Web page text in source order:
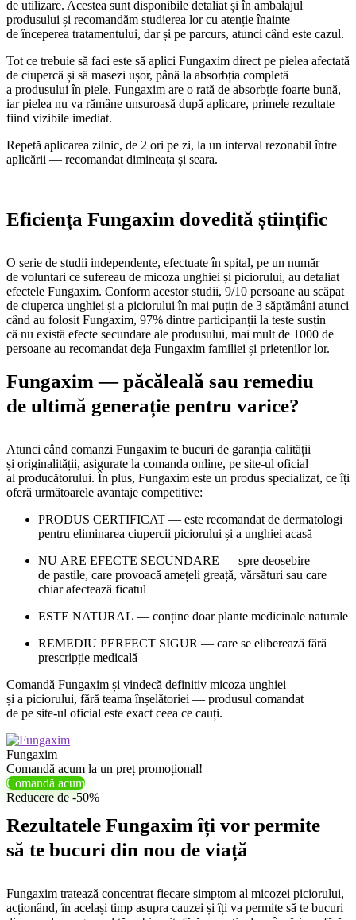
de utilizare. Acestea sunt disponibile detaliat și în ambalajul
produsului și recomandăm studierea lor cu atenție înainte
de începerea tratamentului, dar și pe parcurs, atunci când este cazul.
Tot ce trebuie să faci este să aplici Fungaxim direct pe pielea afectată
de ciupercă și să masezi ușor, până la absorbția completă
a produsului în piele. Fungaxim are o rată de absorbție foarte bună,
iar pielea nu va rămâne unsuroasă după aplicare, primele rezultate
fiind vizibile imediat.
Repetă aplicarea zilnic, de 2 ori pe zi, la un interval rezonabil între
aplicării — recomandat dimineața și seara.
Eficiența Fungaxim dovedită științific
O serie de studii independente, efectuate în spital, pe un număr
de voluntari ce sufereau de micoza unghiei și piciorului, au detaliat
efectele Fungaxim. Conform acestor studii, 9/10 persoane au scăpat
de ciuperca unghiei și a piciorului în mai puțin de 3 săptămâni atunci
când au folosit Fungaxim, 97% dintre participanții la teste susțin
că nu există efecte secundare ale produsului, mai mult de 1000 de
persoane au recomandat deja Fungaxim familiei și prietenilor lor.
Fungaxim — păcăleală sau remediu
de ultimă generație pentru varice?
Atunci când comanzi Fungaxim te bucuri de garanția calității
și originalității, asigurate la comanda online, pe site-ul oficial
al producătorului. În plus, Fungaxim este un produs specializat, ce îți
oferă următoarele avantaje competitive:
PRODUS CERTIFICAT — este recomandat de dermatologi
pentru eliminarea ciupercii piciorului și a unghiei acasă
NU ARE EFECTE SECUNDARE — spre deosebire
de pastile, care provoacă amețeli greață, vărsături sau care
chiar afectează ficatul
ESTE NATURAL — conține doar plante medicinale naturale
REMEDIU PERFECT SIGUR — care se eliberează fără
prescripție medicală
Comandă Fungaxim și vindecă definitiv micoza unghiei
și a piciorului, fără teama înșelătoriei — produsul comandat
de pe site-ul oficial este exact ceea ce cauți.
Fungaxim
Comandă acum la un preț promoțional!
Comandă acum
Reducere de -50%
Rezultatele Fungaxim îți vor permite
să te bucuri din nou de viață
Fungaxim tratează concentrat fiecare simptom al micozei piciorului,
acționând, în același timp asupra cauzei și îți va permite să te bucuri